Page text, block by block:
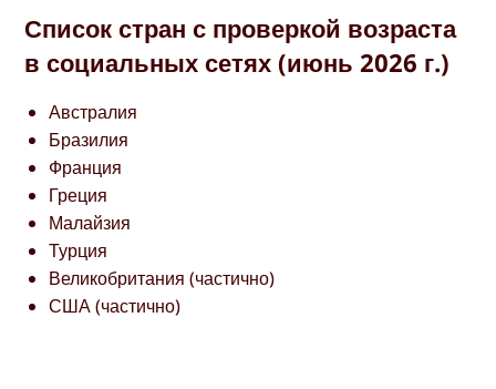
Список стран с проверкой возраста
в социальных сетях (июнь 2026 г.)
Австралия
Бразилия
Франция
Греция
Малайзия
Турция
Великобритания (частично)
США (частично)